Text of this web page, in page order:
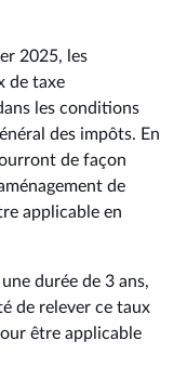
2025, les
de taxe
les conditions
des impôts. En
de façon
de
applicable en
durée de 3 ans,
de relever ce taux
être applicable